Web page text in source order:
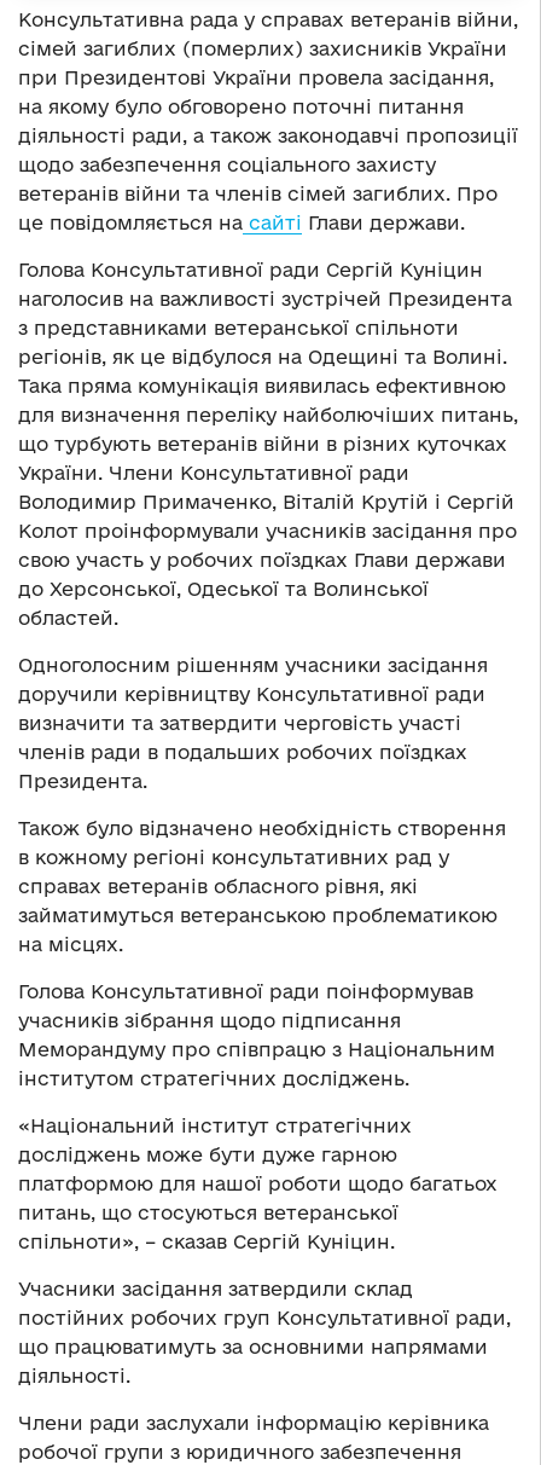
Консультативна рада у справах ветеранів війни,
сімей загиблих (померлих) захисників України
при Президентові України провела засідання,
на якому було обговорено поточні питання
діяльності ради, а також законодавчі пропозиції
щодо забезпечення соціального захисту
ветеранів війни та членів сімей загиблих. Про
це повідомляється на сайті Глави держави.
Голова Консультативної ради Сергій Куніцин
наголосив на важливості зустрічей Президента
з представниками ветеранської спільноти
регіонів, як це відбулося на Одещині та Волині.
Така пряма комунікація виявилась ефективною
для визначення переліку найболючіших питань,
що турбують ветеранів війни в різних куточках
України. Члени Консультативної ради
Володимир Примаченко, Віталій Крутій і Сергій
Колот проінформували учасників засідання про
свою участь у робочих поїздках Глави держави
до Херсонської, Одеської та Волинської
областей.
Одноголосним рішенням учасники засідання
доручили керівництву Консультативної ради
визначити та затвердити черговість участі
членів ради в подальших робочих поїздках
Президента.
Також було відзначено необхідність створення
в кожному регіоні консультативних рад у
справах ветеранів обласного рівня, які
займатимуться ветеранською проблематикою
на місцях.
Голова Консультативної ради поінформував
учасників зібрання щодо підписання
Меморандуму про співпрацю з Національним
інститутом стратегічних досліджень.
«Національний інститут стратегічних
досліджень може бути дуже гарною
платформою для нашої роботи щодо багатьох
питань, що стосуються ветеранської
спільноти», – сказав Сергій Куніцин.
Учасники засідання затвердили склад
постійних робочих груп Консультативної ради,
що працюватимуть за основними напрямами
діяльності.
Члени ради заслухали інформацію керівника
робочої групи з юридичного забезпечення